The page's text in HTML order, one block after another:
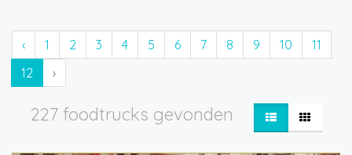
‹ 1 2 3 4 5 6 7 8 9 10
11
12
›
227 foodtrucks gevonden